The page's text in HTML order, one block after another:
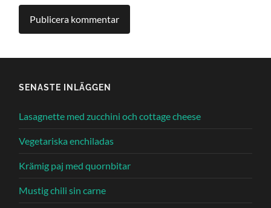
SENASTE INLÄGGEN
Lasagnette med zucchini och cottage cheese
Vegetariska enchiladas
Krämig paj med quornbitar
Mustig chili sin carne